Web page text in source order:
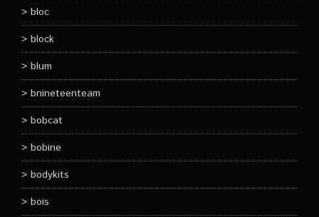
bloc
block
blum
bnineteenteam
bobcat
bobine
bodykits
bois